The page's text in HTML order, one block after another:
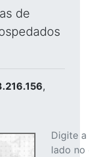
de
,
Digite
lado no